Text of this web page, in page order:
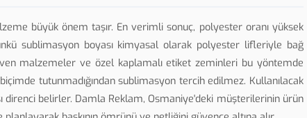
büyük önem taşır. En verimli sonuç, polyester oranı yüksek
sublimasyon boyası kimyasal olarak polyester lifleriyle bağ
malzemeler ve özel kaplamalı etiket zeminleri bu yöntemde
tutunmadığından sublimasyon tercih edilmez. Kullanılacak
direnci belirler. Damla Reklam, Osmaniye'deki müşterilerinin ürün